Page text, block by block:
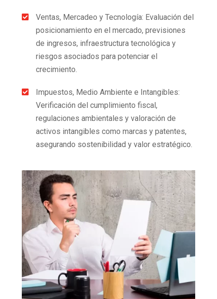

Ventas, Mercadeo y Tecnología: Evaluación del
posicionamiento en el mercado, previsiones
de ingresos, infraestructura tecnológica y
riesgos asociados para potenciar el
crecimiento.

Impuestos, Medio Ambiente e Intangibles:
Verificación del cumplimiento fiscal,
regulaciones ambientales y valoración de
activos intangibles como marcas y patentes,
asegurando sostenibilidad y valor estratégico.